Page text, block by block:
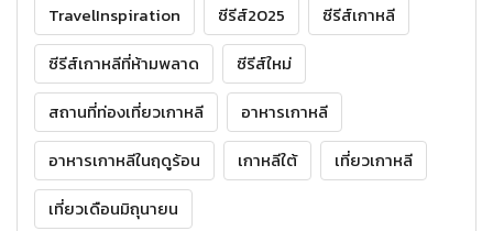
TravelInspiration
ซีรีส์2025
ซีรีส์เกาหลี
ซีรีส์เกาหลีที่ห้ามพลาด
ซีรีส์ใหม่
สถานที่ท่องเที่ยวเกาหลี
อาหารเกาหลี
อาหารเกาหลีในฤดูร้อน
เกาหลีใต้
เที่ยวเกาหลี
เที่ยวเดือนมิถุนายน